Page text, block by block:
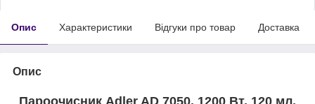
Опис Характеристики Відгуки про товар Доставка
Опис
Пароочисник Adler AD 7050, 1200 Вт, 120 мл,